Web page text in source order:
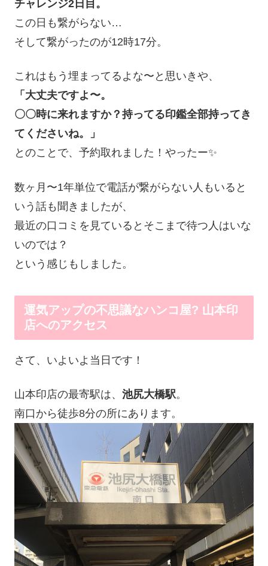
チャレンジ2日目。
この日も繋がらない…
そして繋がったのが12時17分。
これはもう埋まってるよな〜と思いきや、
「大丈夫ですよ〜。
〇〇時に来れますか？持ってる印鑑全部持ってき
てくださいね。」
とのことで、予約取れました！やったー✨
数ヶ月〜1年単位で電話が繋がらない人もいると
いう話も聞きましたが、
最近の口コミを見ているとそこまで待つ人はいな
いのでは？
という感じもしました。
運気アップの不思議なハンコ屋? 山本印
店へのアクセス
さて、いよいよ当日です！
山本印店の最寄駅は、 池尻大橋駅。
南口から徒歩8分の所にあります。